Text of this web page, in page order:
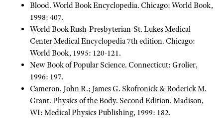
Blood. World Book Encyclopedia. Chicago: World Book,
1998: 407.
World Book Rush-Presbyterian-St. Lukes Medical
Center Medical Encyclopedia 7th edition. Chicago:
World Book, 1995: 120-121.
New Book of Popular Science. Connecticut: Grolier,
1996: 197.
Cameron, John R.; James G. Skofronick & Roderick M.
Grant. Physics of the Body. Second Edition. Madison,
WI: Medical Physics Publishing, 1999: 182.